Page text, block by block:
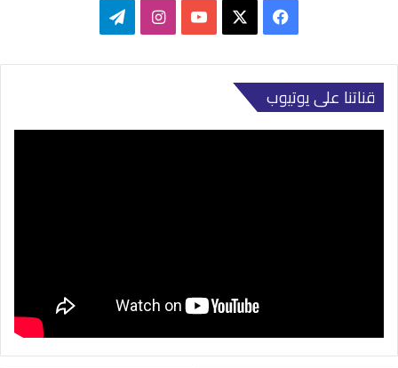
فيسبوك ‫YouTubeانستقرامتيلقرام
قناتنا على يوتيوب